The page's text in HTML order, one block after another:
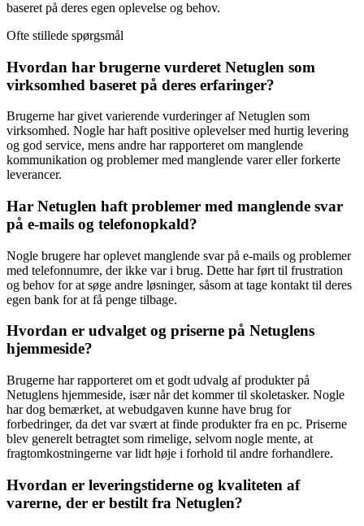
baseret på deres egen oplevelse og behov.
Ofte stillede spørgsmål
Hvordan har brugerne vurderet Netuglen som
virksomhed baseret på deres erfaringer?
Brugerne har givet varierende vurderinger af Netuglen som
virksomhed. Nogle har haft positive oplevelser med hurtig levering
og god service, mens andre har rapporteret om manglende
kommunikation og problemer med manglende varer eller forkerte
leverancer.
Har Netuglen haft problemer med manglende svar
på e-mails og telefonopkald?
Nogle brugere har oplevet manglende svar på e-mails og problemer
med telefonnumre, der ikke var i brug. Dette har ført til frustration
og behov for at søge andre løsninger, såsom at tage kontakt til deres
egen bank for at få penge tilbage.
Hvordan er udvalget og priserne på Netuglens
hjemmeside?
Brugerne har rapporteret om et godt udvalg af produkter på
Netuglens hjemmeside, især når det kommer til skoletasker. Nogle
har dog bemærket, at webudgaven kunne have brug for
forbedringer, da det var svært at finde produkter fra en pc. Priserne
blev generelt betragtet som rimelige, selvom nogle mente, at
fragtomkostningerne var lidt høje i forhold til andre forhandlere.
Hvordan er leveringstiderne og kvaliteten af
varerne, der er bestilt fra Netuglen?